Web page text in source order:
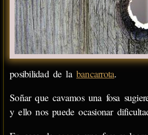
posibilidad de la bancarrota.
Soñar que cavamos una fosa
y ello nos puede ocasionar